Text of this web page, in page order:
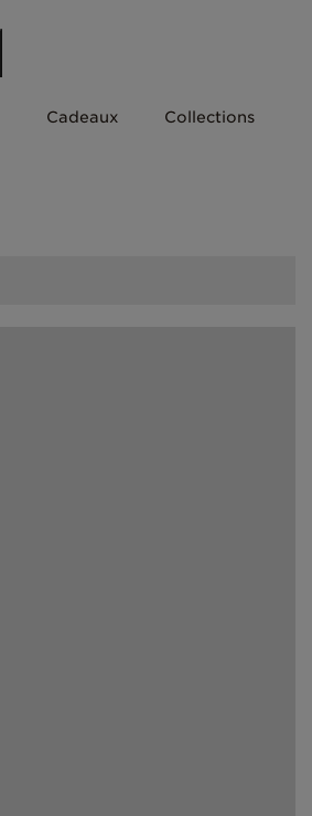
Cadeaux Collections